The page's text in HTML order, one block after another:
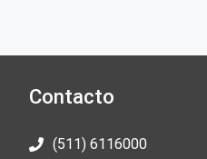
Contacto
(511) 6116000